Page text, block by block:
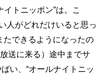
トニッポン”は。こ
人がどれだけいると思っ
たできるようになったの
送に来る）途中までサ
い、“オールナイトニッ